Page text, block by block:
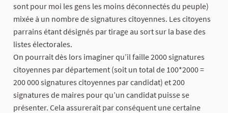
sont pour moi les gens les moins déconnectés du peuple)
mixée à un nombre de signatures citoyennes. Les citoyens
parrains étant désignés par tirage au sort sur la base des
listes électorales.
On pourrait dès lors imaginer qu’il faille 2000 signatures
citoyennes par département (soit un total de 100*2000 =
200 000 signatures citoyennes par candidat) et 200
signatures de maires pour qu’un candidat puisse se
présenter. Cela assurerait par conséquent une certaine